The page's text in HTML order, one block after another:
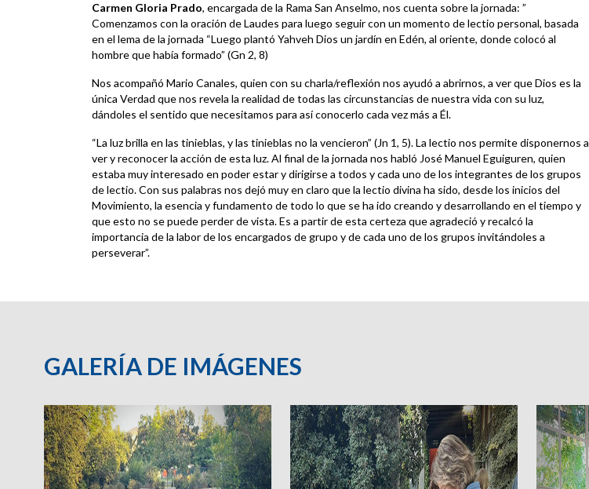
Carmen Gloria Prado, encargada de la Rama San Anselmo, nos cuenta sobre la jornada: ”
Comenzamos con la oración de Laudes para luego seguir con un momento de lectio personal, basada
en el lema de la jornada “Luego plantó Yahveh Dios un jardín en Edén, al oriente, donde colocó al
hombre que había formado” (Gn 2, 8)
Nos acompañó Mario Canales, quien con su charla/reflexión nos ayudó a abrirnos, a ver que Dios es la
única Verdad que nos revela la realidad de todas las circunstancias de nuestra vida con su luz,
dándoles el sentido que necesitamos para así conocerlo cada vez más a Él.
“La luz brilla en las tinieblas, y las tinieblas no la vencieron” (Jn 1, 5). La lectio nos permite disponernos a
ver y reconocer la acción de esta luz. Al final de la jornada nos habló José Manuel Eguiguren, quien
estaba muy interesado en poder estar y dirigirse a todos y cada uno de los integrantes de los grupos
de lectio. Con sus palabras nos dejó muy en claro que la lectio divina ha sido, desde los inicios del
Movimiento, la esencia y fundamento de todo lo que se ha ido creando y desarrollando en el tiempo y
que esto no se puede perder de vista. Es a partir de esta certeza que agradeció y recalcó la
importancia de la labor de los encargados de grupo y de cada uno de los grupos invitándoles a
perseverar”.
GALERÍA DE IMÁGENES